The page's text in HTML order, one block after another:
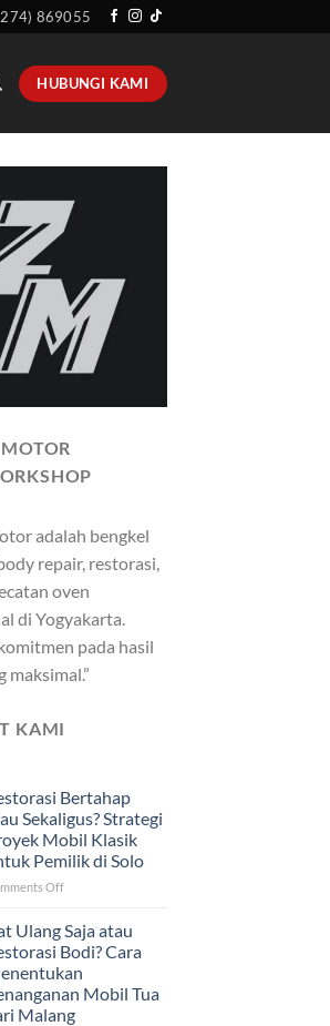
869055
HUBUNGI KAMI
adalah bengkel
repair, restorasi,
oven
di Yogyakarta.
pada hasil
maksimal.”
KAMI
Bertahap
Sekaligus? Strategi
Mobil Klasik
Pemilik di Solo
Offon
Bertahap
atau
Sekaligus?
Strategi
Proyek
Mobil
Ulang Saja atau
Bodi? Cara
Mobil Tua
Malang